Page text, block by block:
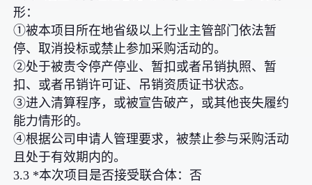
形：
①被本项目所在地省级以上行业主管部门依法暂
停、取消投标或禁止参加采购活动的。
②处于被责令停产停业、暂扣或者吊销执照、暂
扣、或者吊销许可证、吊销资质证书状态。
③进入清算程序，或被宣告破产，或其他丧失履约
能力情形的。
④根据公司申请人管理要求，被禁止参与采购活动
且处于有效期内的。
3.3 *本次项目是否接受联合体：否